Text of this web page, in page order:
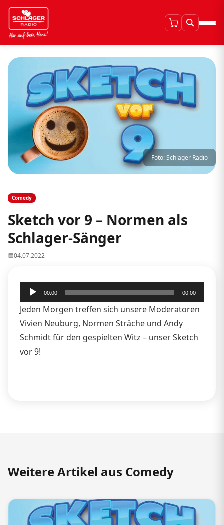
Foto: Schlager Radio
Comedy
Sketch vor 9 – Normen als
Schlager-Sänger
04.07.2022
Audio-
Player
00:00 00:00
Jeden Morgen treffen sich unsere Moderatoren
Vivien Neuburg, Normen Sträche und Andy
Schmidt für den gespielten Witz – unser Sketch
vor 9!
Weitere Artikel aus Comedy